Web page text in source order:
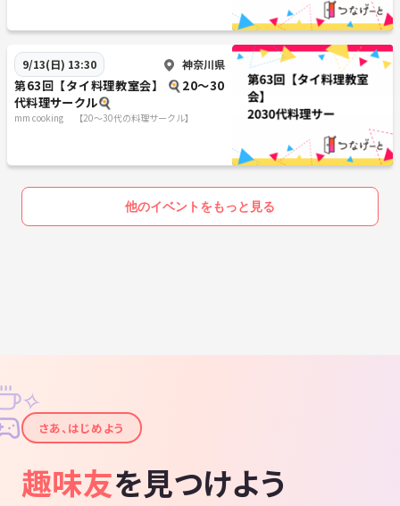
9/13(日) 13:30 神奈川県
第63回【タイ料理教室会】 🍳20〜30
代料理サークル🍳
mm cooking 【20～30代の料理サークル】
他のイベントをもっと見る
✦
✧
さあ、はじめよう
趣味友を見つけよう